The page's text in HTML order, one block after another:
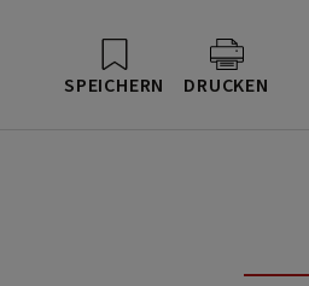
SPEICHERN DRUCKEN